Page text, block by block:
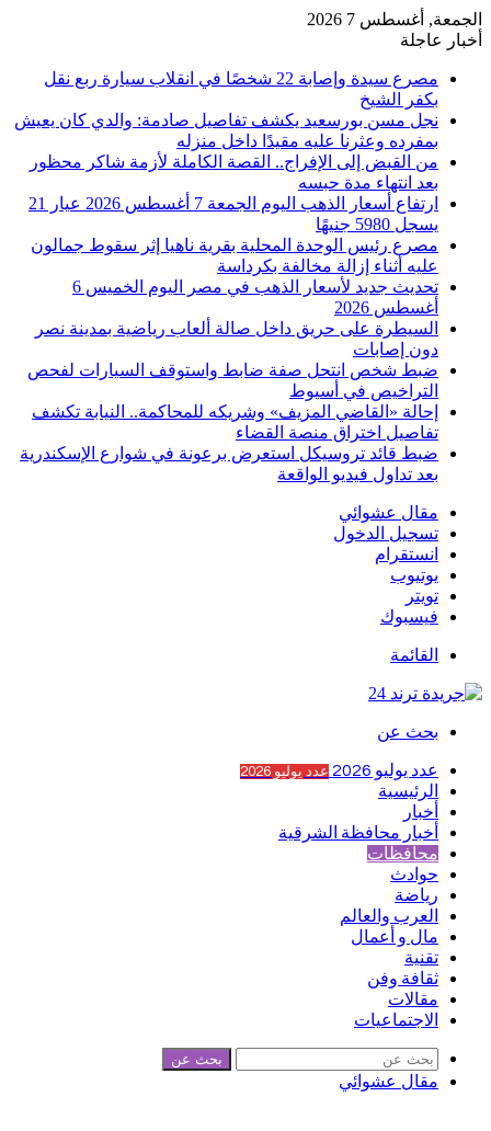
الجمعة, أغسطس 7 2026
أخبار عاجلة
مصرع سيدة وإصابة 22 شخصًا في انقلاب سيارة ربع نقل
بكفر الشيخ
نجل مسن بورسعيد يكشف تفاصيل صادمة: والدي كان يعيش
بمفرده وعثرنا عليه مقيدًا داخل منزله
من القبض إلى الإفراج.. القصة الكاملة لأزمة شاكر محظور
بعد انتهاء مدة حبسه
ارتفاع أسعار الذهب اليوم الجمعة 7 أغسطس 2026 عيار 21
يسجل 5980 جنيهًا
مصرع رئيس الوحدة المحلية بقرية ناهيا إثر سقوط جمالون
عليه أثناء إزالة مخالفة بكرداسة
تحديث جديد لأسعار الذهب في مصر اليوم الخميس 6
أغسطس 2026
السيطرة على حريق داخل صالة ألعاب رياضية بمدينة نصر
دون إصابات
ضبط شخص انتحل صفة ضابط واستوقف السيارات لفحص
التراخيص في أسيوط
إحالة «القاضي المزيف» وشريكه للمحاكمة.. النيابة تكشف
تفاصيل اختراق منصة القضاء
ضبط قائد تروسيكل استعرض برعونة في شوارع الإسكندرية
بعد تداول فيديو الواقعة
مقال عشوائي
تسجيل الدخول
انستقرام
يوتيوب
تويتر
فيسبوك
القائمة
بحث عن
عدد يوليو 2026 عدد يوليو 2026
الرئيسية
أخبار
أخبار محافظة الشرقية
محافظات
حوادث
رياضة
العرب والعالم
مال و أعمال
تقنية
ثقافة وفن
مقالات
الاجتماعيات
بحث عن
مقال عشوائي